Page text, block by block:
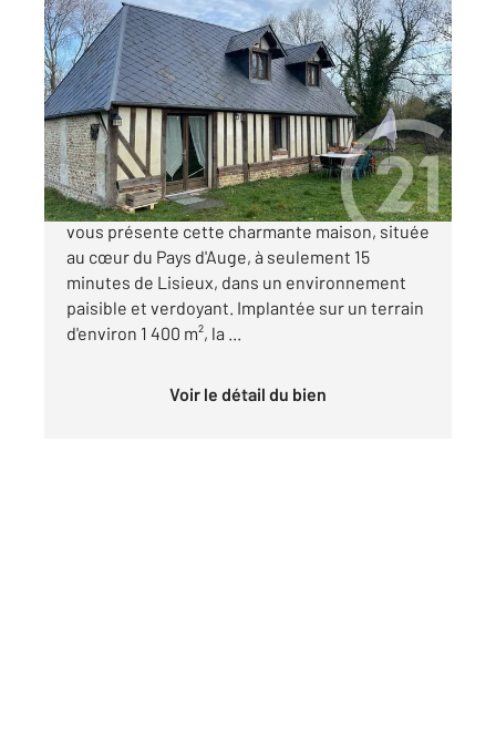
VALORBIQUET 14
53 m2, 3 pièces
Ref : 3395
Maison à vendre
181 900 €
L'agence CENTURY 21 Christophe DUCLOS
vous présente cette charmante maison, située
au cœur du Pays d'Auge, à seulement 15
minutes de Lisieux, dans un environnement
paisible et verdoyant. Implantée sur un terrain
d'environ 1 400 m², la ...
Voir le détail du bien